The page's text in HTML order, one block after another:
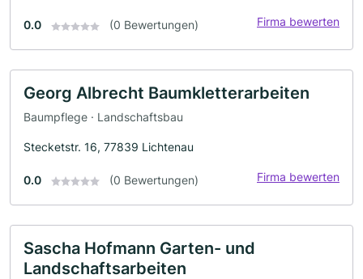
0.0 (0 Bewertungen) Firma bewerten
Georg Albrecht Baumkletterarbeiten
Baumpflege · Landschaftsbau
Stecketstr. 16, 77839 Lichtenau
0.0 (0 Bewertungen) Firma bewerten
Sascha Hofmann Garten- und
Landschaftsarbeiten